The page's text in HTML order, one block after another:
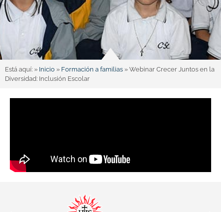
Está aquí: » Inicio » Formación a familias » Webinar Crecer Juntos en la
Diversidad: Inclusión Escolar